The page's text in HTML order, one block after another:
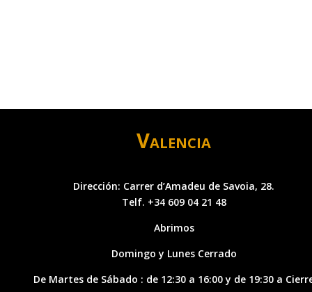
Valencia
Dirección: Carrer d’Amadeu de Savoia, 28.
Telf. +34 609 04 21 48
Abrimos
Domingo y Lunes Cerrado
De Martes de Sábado : de 12:30 a 16:00 y de 19:30 a